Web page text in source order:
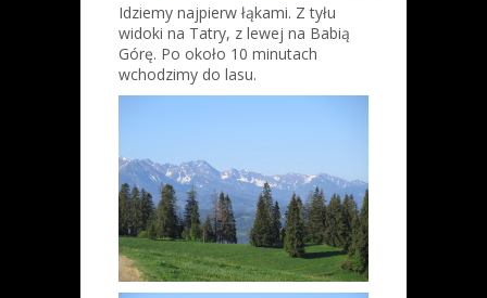
Idziemy najpierw łąkami. Z tyłu
widoki na Tatry, z lewej na Babią
Górę. Po około 10 minutach
wchodzimy do lasu.